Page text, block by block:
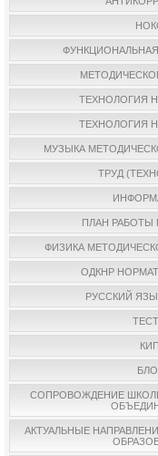
ТЕХНОЛОГИЯ
ТЕХНОЛОГИЯ
МУЗЫКА
ТРУД
ПЛАН РАБОТЫ
ФИЗИКА
ОДКНР
РУССКИЙ
КИП
СОПРОВОЖДЕНИЕ
АКТУАЛЬНЫЕ